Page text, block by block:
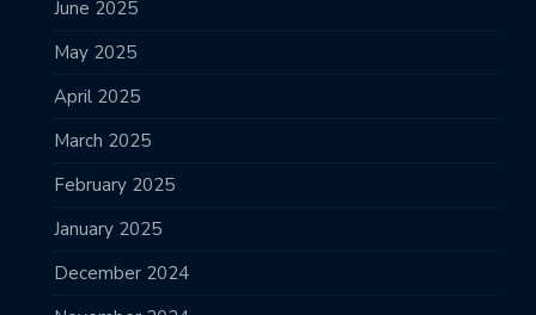
June 2025
May 2025
April 2025
March 2025
February 2025
January 2025
December 2024